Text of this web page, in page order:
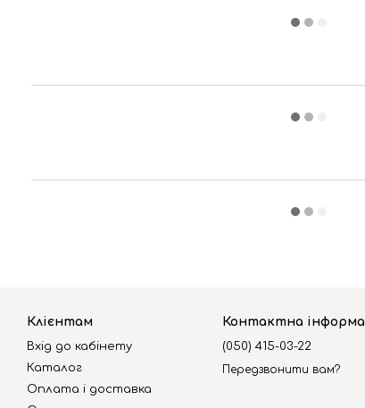
Клієнтам
Вхід до кабінету
Каталог
Оплата і доставка
Контактна
(050) 415-03-22
Передзвонити вам?